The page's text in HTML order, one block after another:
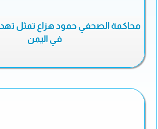
محاكمة الصحفي حمود هزاع تمثل
في اليمن